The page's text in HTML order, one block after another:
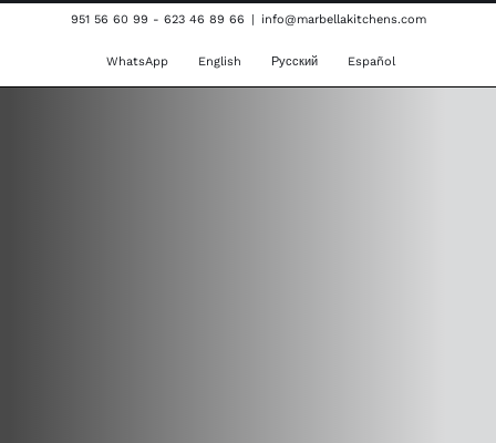
951 56 60 99 - 623 46 89 66 | info@marbellakitchens.com
WhatsApp English Русский Español